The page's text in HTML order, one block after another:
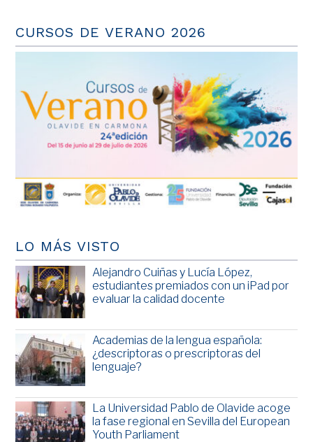
CURSOS DE VERANO 2026
LO MÁS VISTO
Alejandro Cuiñas y Lucía López,
estudiantes premiados con un iPad por
evaluar la calidad docente
Academias de la lengua española:
¿descriptoras o prescriptoras del
lenguaje?
La Universidad Pablo de Olavide acoge
la fase regional en Sevilla del European
Youth Parliament